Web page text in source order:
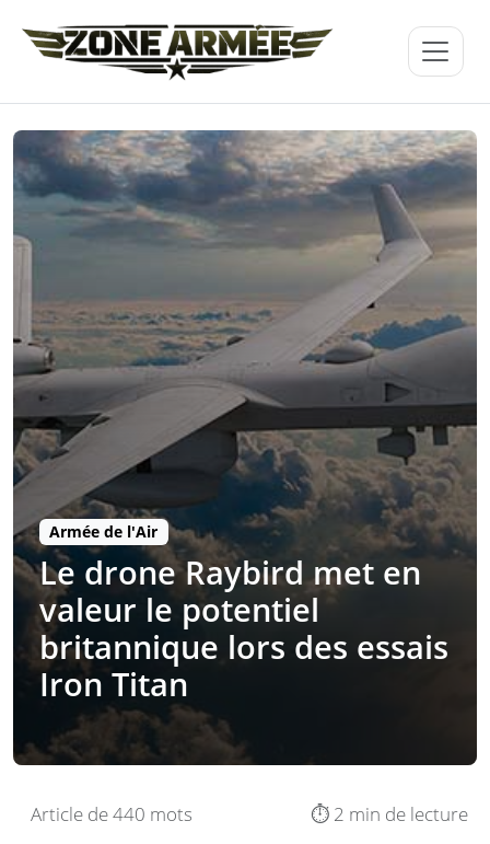
Armée de l'Air
Le drone Raybird met en
valeur le potentiel
britannique lors des essais
Iron Titan
Article de 440 mots ⏱️ 2 min de lecture